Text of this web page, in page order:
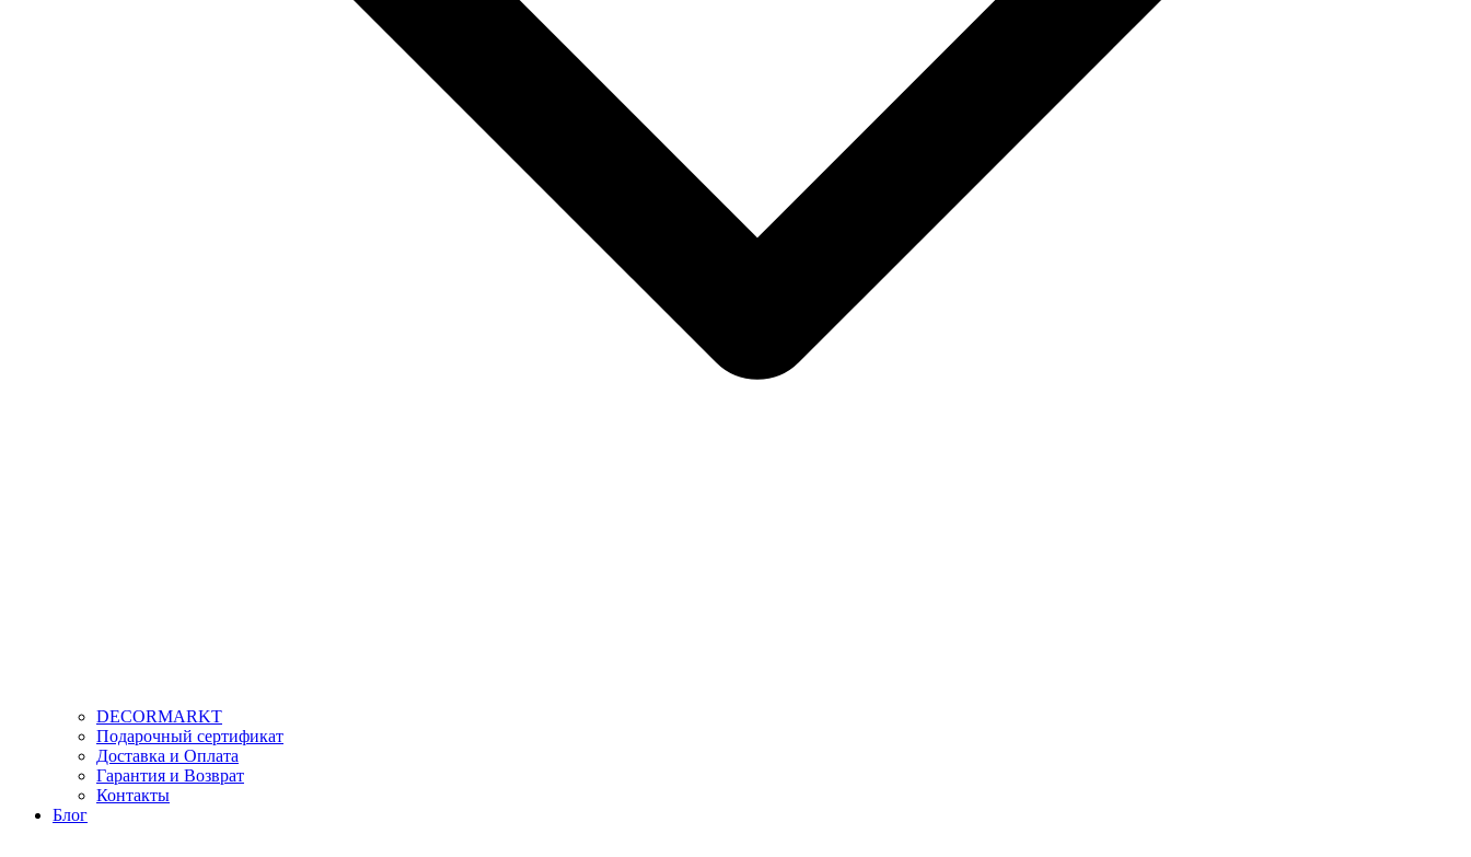
DECORMARKT
Подарочный сертификат
Доставка и Оплата
Гарантия и Возврат
Контакты
Блог